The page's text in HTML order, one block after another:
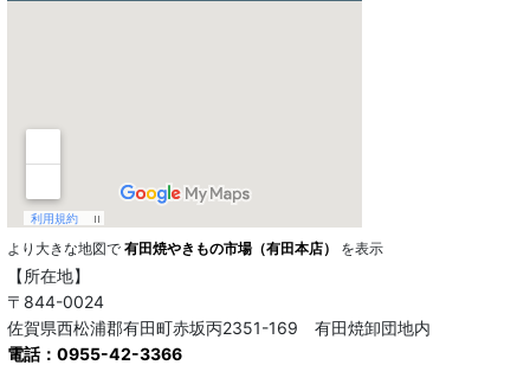
より大きな地図で 有田焼やきもの市場（有田本店） を表示
【所在地】
〒844-0024
佐賀県西松浦郡有田町赤坂丙2351-169 有田焼卸団地内
電話：0955-42-3366